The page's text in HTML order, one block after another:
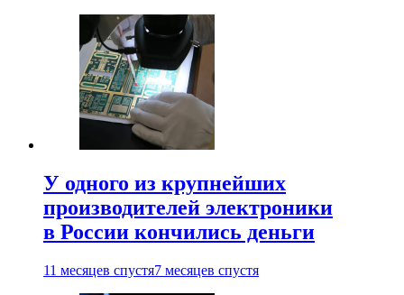
У одного из крупнейших
производителей электроники
в России кончились деньги
11 месяцев спустя7 месяцев спустя